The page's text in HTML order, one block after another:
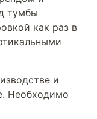
тумбы
как раз в
и
Необходимо